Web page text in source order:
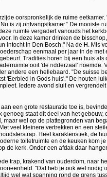
oorspronkelijk de ruime
is zij ontvangstkamer." De mooiste
ruimte vergadert vanouds het
In deze kamer drinken de
intocht in Den Bosch." Na de H. Mis
eenmaal per jaar in de
Tradities horen bij een huis
ooit 'de ridderzaal' noemde.
andere een hellebaard. "De suisse
'Eerbied in Gods huis'." De houten
Iedere avond sluit en
een grote restauratie toe is,
genoeg staat dit deel van het
maar wel op de plattegronden van
veel kleinere vertrekken en een
Heel karakteristiek, de
toiletruimte en de keuken kom
de kerk. Onder een afdak daar
trap, krakend van ouderdom, naar
"Dat heb je ook wel nodig
wel wat spanning rond de grens